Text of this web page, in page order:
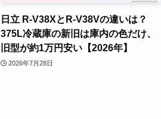
日立 R-V38XとR-V38Vの違いは？
375L冷蔵庫の新旧は庫内の色だけ、
旧型が約1万円安い【2026年】
2026年7月28日